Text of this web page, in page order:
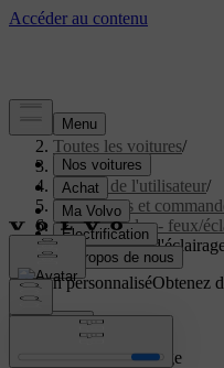
Aide/
Toutes les voitures/
V40 2019/
Manuel de l'utilisateur/
Instruments et
Commandes - feux/
Commutateur
Soutien personnaliséObtenez
Connexion
Commutateur d'éclairage